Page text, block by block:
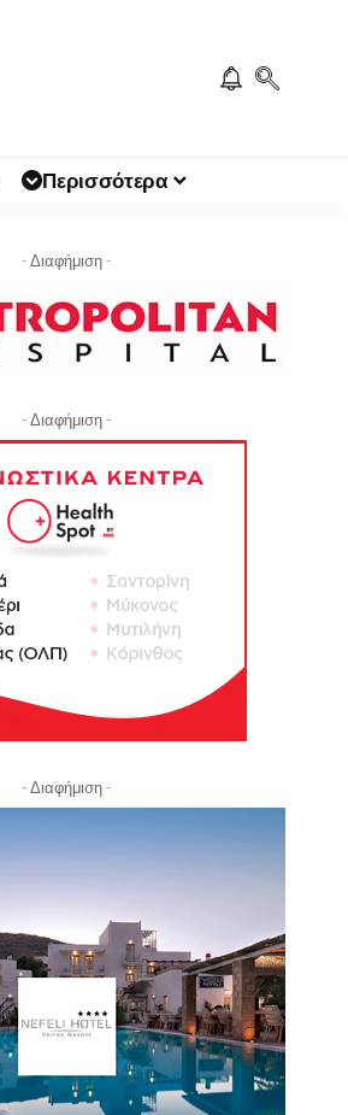
Περισσότερα
- Διαφήμιση -
- Διαφήμιση -
- Διαφήμιση -